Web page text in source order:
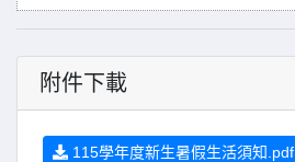
附件下載
115學年度新生暑假生活須知.pdf